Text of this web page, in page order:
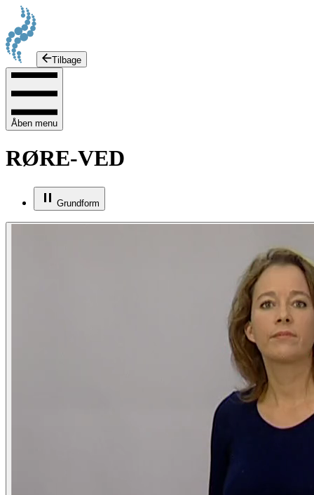
Tilbage
Åben menu
RØRE-VED
Grundform